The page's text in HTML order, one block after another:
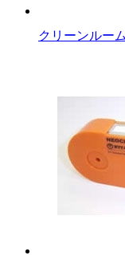
クリーンルー